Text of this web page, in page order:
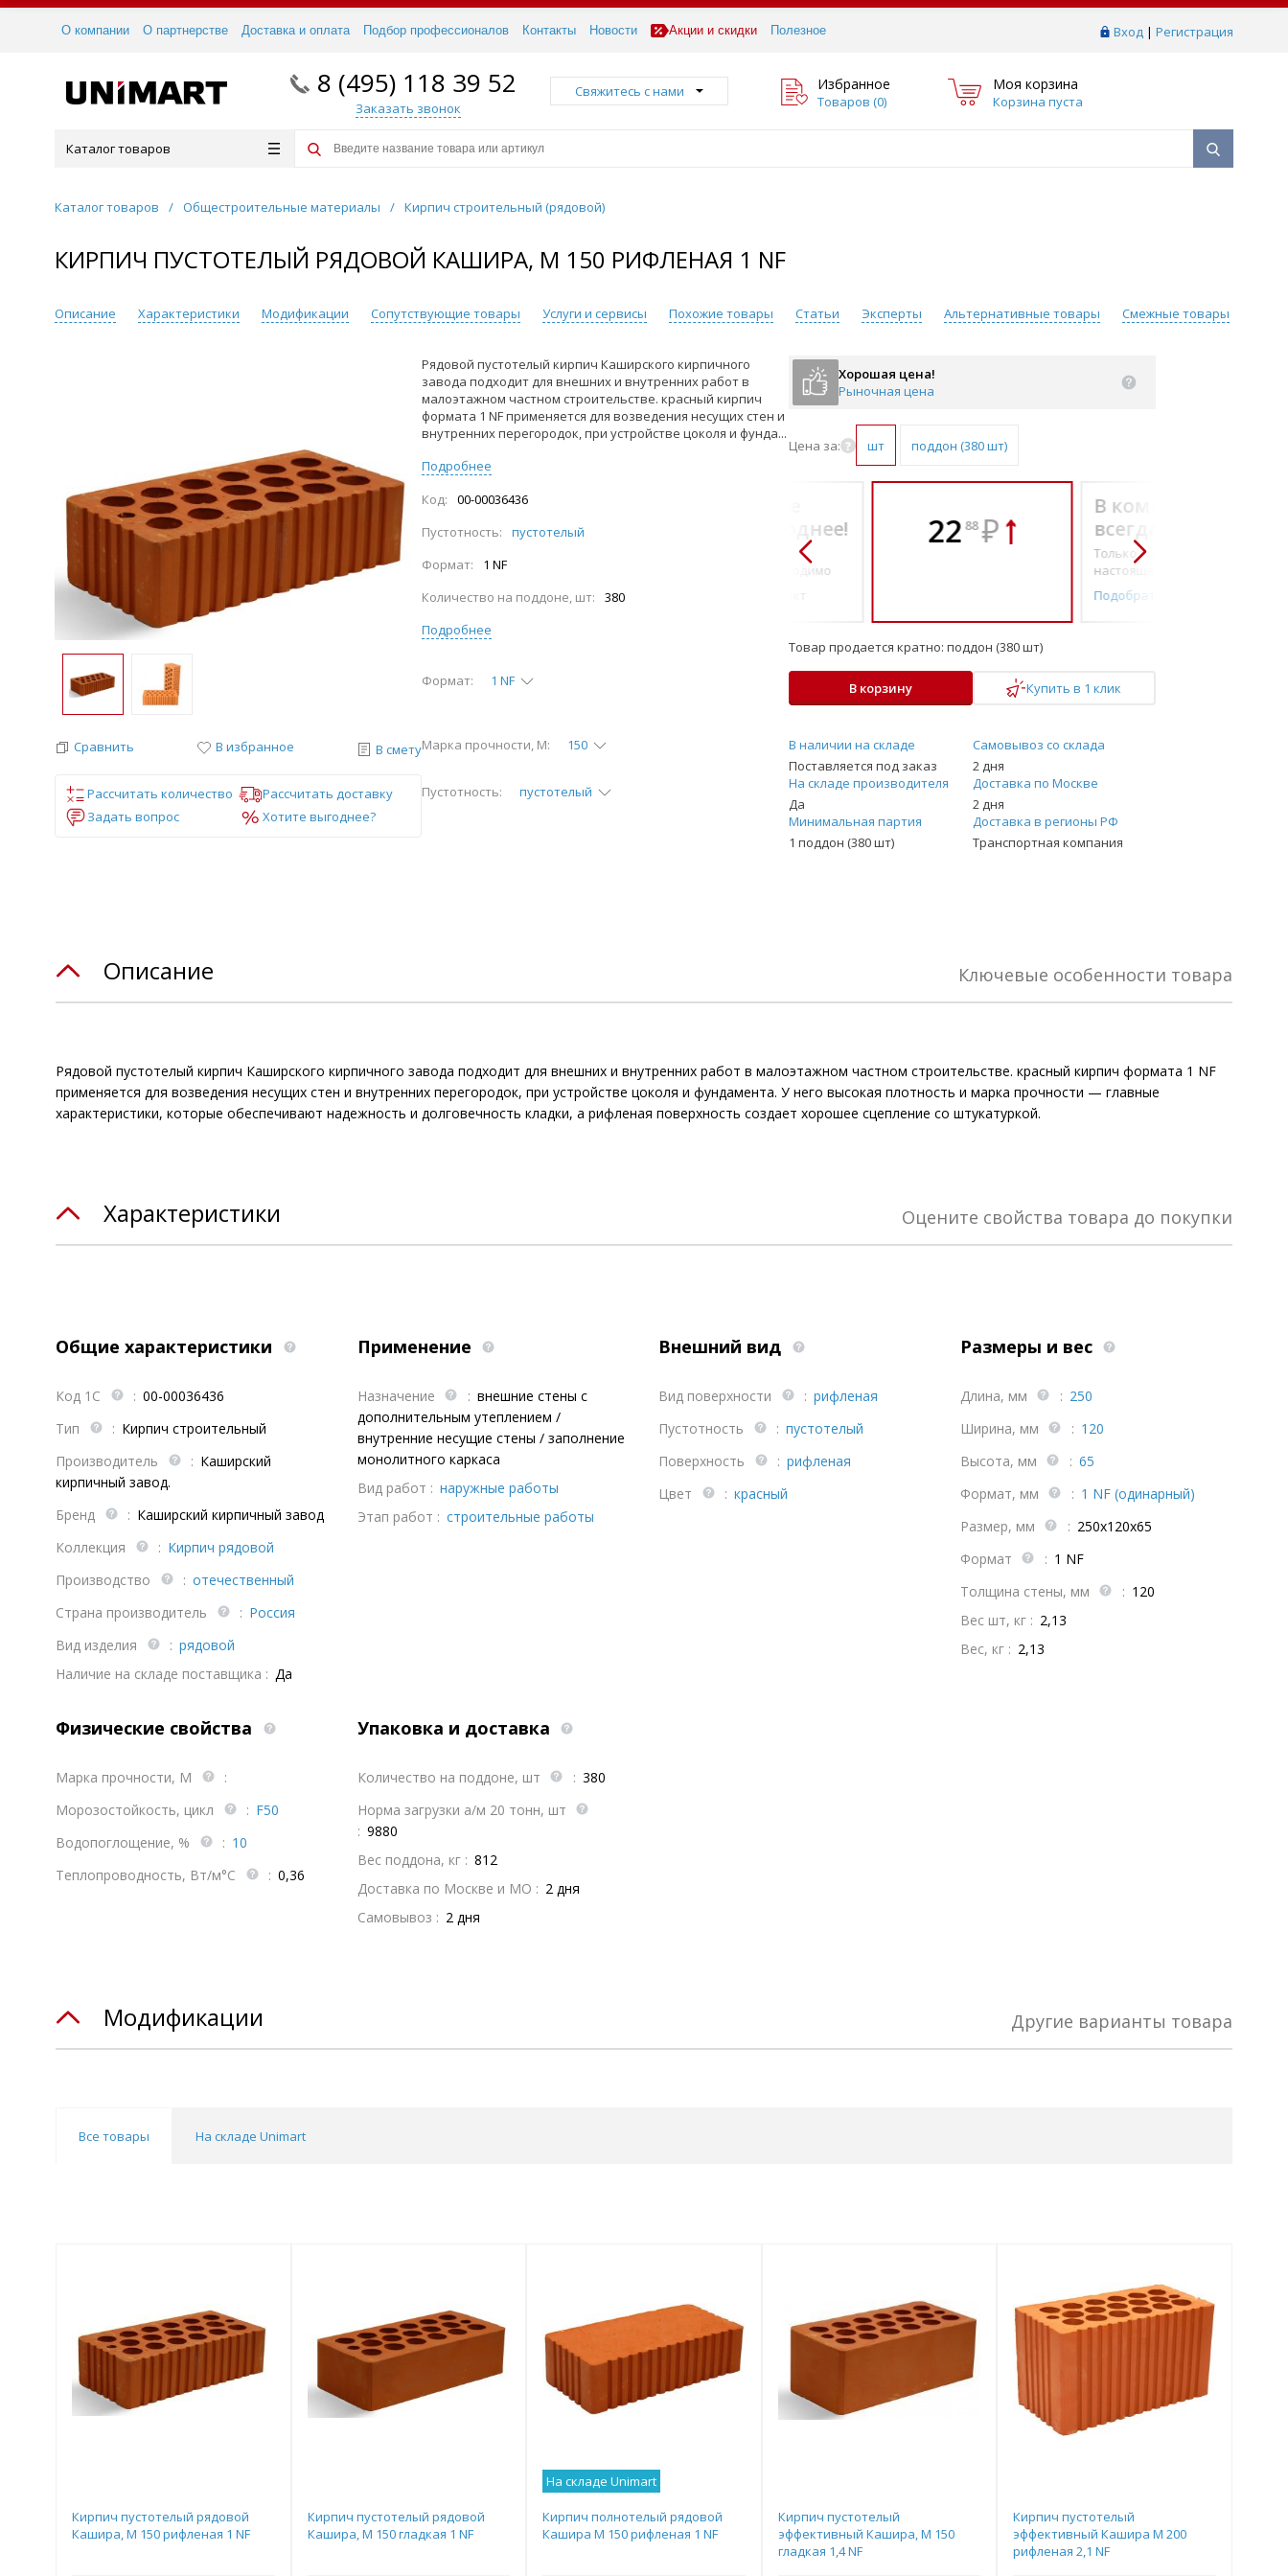
Вход | Регистрация
О компании О партнерстве Доставка и оплата Подбор профессионалов Контакты Новости Акции и скидки Полезное
8 (495) 118 39 52
Заказать звонок
Свяжитесь с нами Избранное
Товаров (0)
Моя корзина
Корзина пуста
Каталог товаров
Каталог товаров / Общестроительные материалы / Кирпич строительный (рядовой)
КИРПИЧ ПУСТОТЕЛЫЙ РЯДОВОЙ КАШИРА, М 150 РИФЛЕНАЯ 1 NF
Описание Характеристики Модификации Сопутствующие товары Услуги и сервисы Похожие товары Статьи Эксперты Альтернативные товары Смежные товары
Сравнить В избранное В смету
Рассчитать количество
Рассчитать доставку
Задать вопрос
Хотите выгоднее?
Рядовой пустотелый кирпич Каширского кирпичного
завода подходит для внешних и внутренних работ в
малоэтажном частном строительстве. красный кирпич
формата 1 NF применяется для возведения несущих стен и
внутренних перегородок, при устройстве цоколя и фунда...
Подробнее
Код:
00-00036436
Пустотность:
пустотелый
Формат:
1 NF
Количество на поддоне, шт:
380
Подробнее
Пустотность: пустотелый
Марка прочности, М: 150
Формат: 1 NF
Хорошая цена!
Рыночная цена
Цена за: шт поддон (380 шт)
всегда выгоднее!
настоящему необходимо
Подобрать комплект
22 88 ₽
В комплекте
всегда выгоднее!
Только то, что по-
настоящему необходимо
Подобрать комплект
Товар продается кратно: поддон (380 шт)
В корзину Купить в 1 клик
В наличии на складе
Поставляется под заказ
Самовывоз со склада
2 дня
На складе производителя
Да
Доставка по Москве
2 дня
Минимальная партия
1 поддон (380 шт)
Доставка в регионы РФ
Транспортная компания
Ключевые особенности товара
Описание
Рядовой пустотелый кирпич Каширского кирпичного завода подходит для внешних и внутренних работ в малоэтажном частном строительстве. красный кирпич формата 1 NF
применяется для возведения несущих стен и внутренних перегородок, при устройстве цоколя и фундамента. У него высокая плотность и марка прочности — главные
характеристики, которые обеспечивают надежность и долговечность кладки, а рифленая поверхность создает хорошее сцепление со штукатуркой.
Оцените свойства товара до покупки
Характеристики
Общие характеристики
Код 1С : 00-00036436
Тип
: Кирпич строительный
Производитель
: Каширский
кирпичный завод.
Бренд
: Каширский кирпичный завод
Коллекция
: Кирпич рядовой
Производство
: отечественный
Страна производитель
: Россия
Вид изделия
: рядовой
Наличие на складе поставщика : Да
Применение
Назначение : внешние стены с
дополнительным утеплением /
внутренние несущие стены / заполнение
монолитного каркаса
Вид работ : наружные работы
Этап работ : строительные работы
Внешний вид
Вид поверхности : рифленая
Пустотность
: пустотелый
Поверхность
: рифленая
Цвет
: красный
Размеры и вес
Длина, мм : 250
Ширина, мм
: 120
Высота, мм
: 65
Формат, мм
: 1 NF (одинарный)
Размер, мм
: 250х120х65
Формат
: 1 NF
Толщина стены, мм
: 120
Вес шт, кг : 2,13
Вес, кг : 2,13
Физические свойства
Марка прочности, М
:
Морозостойкость, цикл
: F50
Водопоглощение, %
: 10
Теплопроводность, Вт/м°С
: 0,36
Упаковка и доставка
Количество на поддоне, шт : 380
Норма загрузки а/м 20 тонн, шт
: 9880
Вес поддона, кг : 812
Доставка по Москве и МО : 2 дня
Самовывоз : 2 дня
Другие варианты товара
Модификации
Все товары На складе Unimart
Кирпич пустотелый рядовой
Кашира, М 150 рифленая 1 NF
Кирпич пустотелый рядовой
Кашира, М 150 гладкая 1 NF
На складе Unimart
Кирпич полнотелый рядовой
Кашира М 150 рифленая 1 NF
Кирпич пустотелый
эффективный Кашира, М 150
гладкая 1,4 NF
Кирпич пустотелый
эффективный Кашира М 200
рифленая 2,1 NF